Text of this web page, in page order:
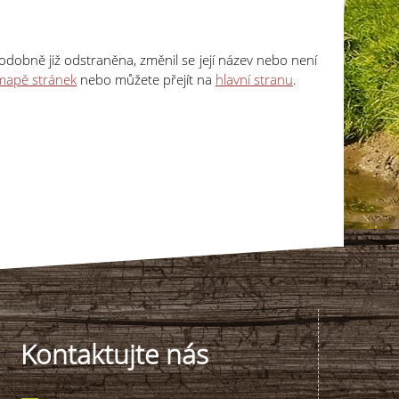
již odstraněna, změnil se její název nebo není
stránek nebo můžete přejít na hlavní stranu.
Kontaktujte nás